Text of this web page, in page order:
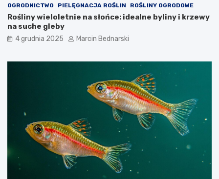
OGRODNICTWO PIELĘGNACJA ROŚLIN ROŚLINY OGRODOWE
Rośliny wieloletnie na słońce: idealne byliny i krzewy
na suche gleby
4 grudnia 2025 Marcin Bednarski